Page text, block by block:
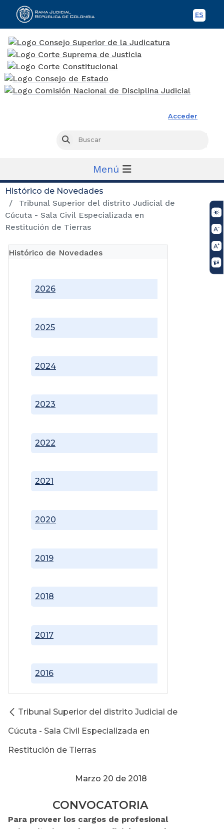
ES
Acceder
Buscar
Menú
Histórico de Novedades
Tribunal Superior del distrito Judicial de
Cúcuta - Sala Civil Especializada en
Restitución de Tierras
Histórico de Novedades
2016
2017
2018
2019
2020
2021
2022
2023
2024
2025
2026
Tribunal Superior del distrito Judicial de
Cúcuta - Sala Civil Especializada en
Restitución de Tierras
Marzo 20 de 2018
CONVOCATORIA
Para proveer los cargos de profesional